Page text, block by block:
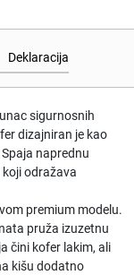
Deklaracija
sigurnosnih
dizajniran je kao
naprednu
odražava
premium modelu.
pruža izuzetnu
čini kofer lakim, ali
kišu dodatno